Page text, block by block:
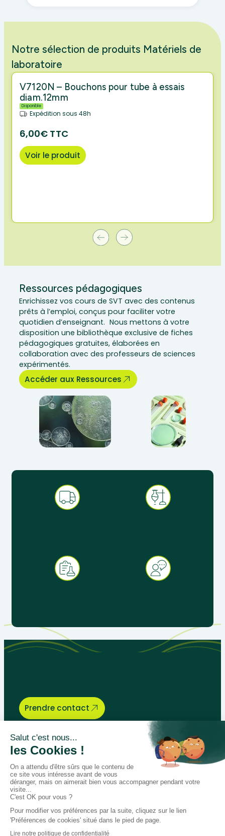
Notre sélection de produits Matériels de
laboratoire
V7120N – Bouchons pour tube à essais
diam.12mm
Disponible
Expédition sous 48h
6,00€ TTC
Voir le produit
Ressources pédagogiques
Enrichissez vos cours de SVT avec des contenus
prêts à l’emploi, conçus pour faciliter votre
quotidien d’enseignant. Nous mettons à votre
disposition une bibliothèque exclusive de fiches
pédagogiques gratuites, élaborées en
collaboration avec des professeurs de sciences
expérimentés.
Accéder aux Ressources
Prendre contact
Bégénat
Niveau d’enseignement
Actualités
Politique de retour
Paiement 100% sécurisé